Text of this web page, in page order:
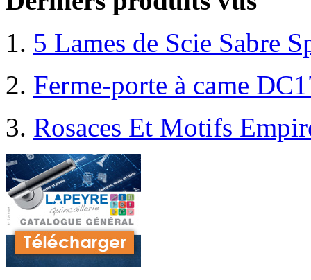
5 Lames de Scie Sabre
Ferme-porte à came
Rosaces Et Motifs